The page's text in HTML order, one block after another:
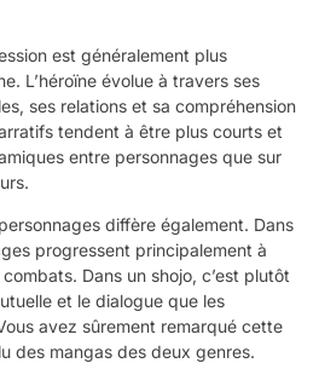
est généralement plus
L’héroïne évolue à travers ses
ses relations et sa compréhension
tendent à être plus courts et
entre personnages que sur
diffère également. Dans
progressent principalement à
Dans un shojo, c’est plutôt
et le dialogue que les
avez sûrement remarqué cette
des mangas des deux genres.